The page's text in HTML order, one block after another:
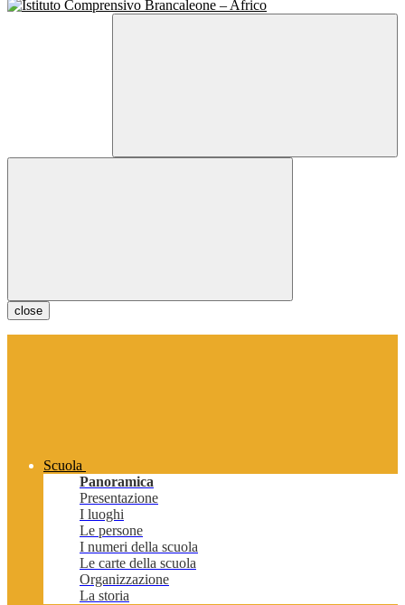
close
Scuola
Panoramica
Presentazione
I luoghi
Le persone
I numeri della scuola
Le carte della scuola
Organizzazione
La storia